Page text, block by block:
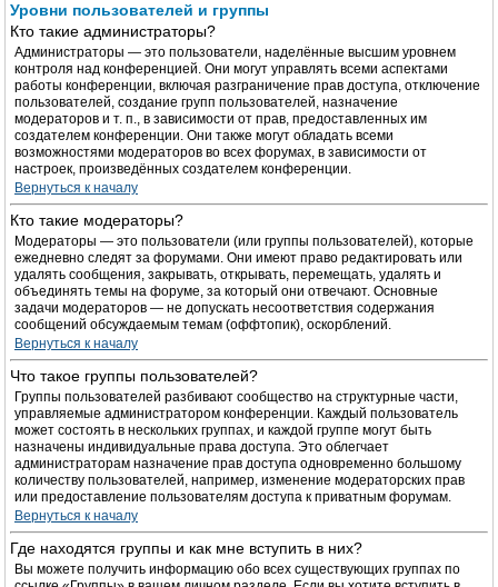
Уровни пользователей и группы
Кто такие администраторы?
Администраторы — это пользователи, наделённые высшим уровнем
контроля над конференцией. Они могут управлять всеми аспектами
работы конференции, включая разграничение прав доступа, отключение
пользователей, создание групп пользователей, назначение
модераторов и т. п., в зависимости от прав, предоставленных им
создателем конференции. Они также могут обладать всеми
возможностями модераторов во всех форумах, в зависимости от
настроек, произведённых создателем конференции.
Вернуться к началу
Кто такие модераторы?
Модераторы — это пользователи (или группы пользователей), которые
ежедневно следят за форумами. Они имеют право редактировать или
удалять сообщения, закрывать, открывать, перемещать, удалять и
объединять темы на форуме, за который они отвечают. Основные
задачи модераторов — не допускать несоответствия содержания
сообщений обсуждаемым темам (оффтопик), оскорблений.
Вернуться к началу
Что такое группы пользователей?
Группы пользователей разбивают сообщество на структурные части,
управляемые администратором конференции. Каждый пользователь
может состоять в нескольких группах, и каждой группе могут быть
назначены индивидуальные права доступа. Это облегчает
администраторам назначение прав доступа одновременно большому
количеству пользователей, например, изменение модераторских прав
или предоставление пользователям доступа к приватным форумам.
Вернуться к началу
Где находятся группы и как мне вступить в них?
Вы можете получить информацию обо всех существующих группах по